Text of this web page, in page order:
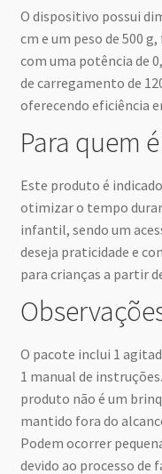
O dispositivo possui
cm e um peso de 500
com uma potência de
de carregamento de
oferecendo eficiência
Para quem é
Este produto é
otimizar o tempo
infantil, sendo um
deseja praticidade e
para crianças a partir
O pacote inclui 1
1 manual de
produto não é um
mantido fora do
Podem ocorrer
devido ao processo de